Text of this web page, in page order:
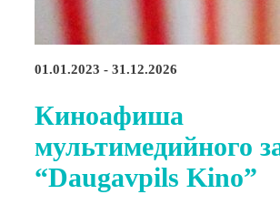
01.01.2023 - 31.12.2026
Киноафиша
мультимедийного
“Daugavpils Kino”